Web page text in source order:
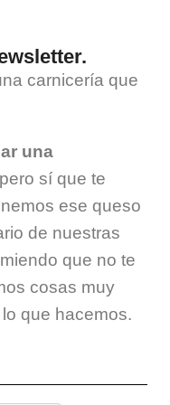
carnicería que
una
pero sí que te
ese queso
de nuestras
que no te
cosas muy
que hacemos.